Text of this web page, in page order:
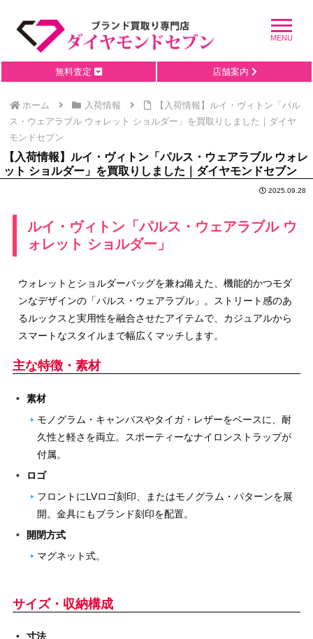
無料査定 店舗案内
ホーム 入荷情報
【入荷情報】ルイ・ヴィトン「パル
ス・ウェアラブル ウォレット ショルダー」を買取りしました｜ダイヤ
モンドセブン
【入荷情報】ルイ・ヴィトン「パルス・ウェアラブル ウォレ
ット ショルダー」を買取りしました｜ダイヤモンドセブン
2025.09.28
ルイ・ヴィトン「パルス・ウェアラブル ウ
ォレット ショルダー」
ウォレットとショルダーバッグを兼ね備えた、機能的かつモダ
ンなデザインの「パルス・ウェアラブル」。ストリート感のあ
るルックスと実用性を融合させたアイテムで、カジュアルから
スマートなスタイルまで幅広くマッチします。
主な特徴・素材
素材
モノグラム・キャンバスやタイガ・レザーをベースに、耐
久性と軽さを両立。スポーティーなナイロンストラップが
付属。
ロゴ
フロントにLVロゴ刻印、またはモノグラム・パターンを展
開。金具にもブランド刻印を配置。
開閉方式
マグネット式。
サイズ・収納構成
寸法